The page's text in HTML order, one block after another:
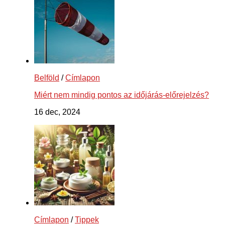
Belföld /Címlapon
Miért nem mindig pontos az időjárás-előrejelzés?
16 dec, 2024
Címlapon /Tippek